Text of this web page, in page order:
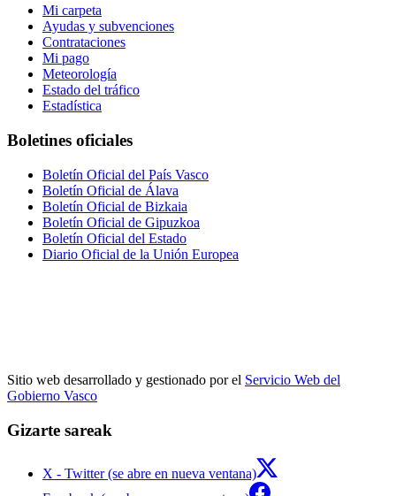
Mi carpeta
Ayudas y subvenciones
Contrataciones
Mi pago
Meteorología
Estado del tráfico
Estadística
Boletines oficiales
Boletín Oficial del País Vasco
Boletín Oficial de Álava
Boletín Oficial de Bizkaia
Boletín Oficial de Gipuzkoa
Boletín Oficial del Estado
Diario Oficial de la Unión Europea
Sitio web desarrollado y gestionado por el Servicio Web del
Gobierno Vasco
Gizarte sareak
X - Twitter (se abre en nueva ventana)